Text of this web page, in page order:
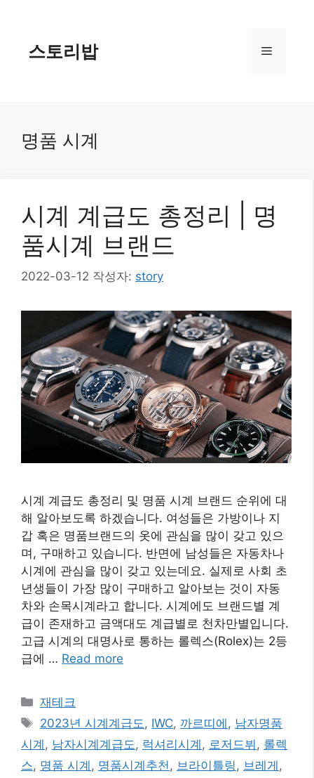
스토리밥 메
명품 시계
시계 계급도 총정리 | 명
품시계 브랜드
2022-03-12 작성자: story
시계 계급도 총정리 및 명품 시계 브랜드 순위에 대
해 알아보도록 하겠습니다. 여성들은 가방이나 지
갑 혹은 명품브랜드의 옷에 관심을 많이 갖고 있으
며, 구매하고 있습니다. 반면에 남성들은 자동차나
시계에 관심을 많이 갖고 있는데요. 실제로 사회 초
년생들이 가장 많이 구매하고 알아보는 것이 자동
차와 손목시계라고 합니다. 시계에도 브랜드별 계
급이 존재하고 금액대도 계급별로 천차만별입니다.
고급 시계의 대명사로 통하는 롤렉스(Rolex)는 2등
급에 … Read more
카
테
리
재테크
태
그
2023년 시계계급도 , IWC, 까르띠에 , 남자명품
시계 , 남자시계계급도 , 럭셔리시계 , 로저드뷔 , 롤렉
스, 명품 시계 , 명품시계추천 , 브라이틀링 , 브레게 ,